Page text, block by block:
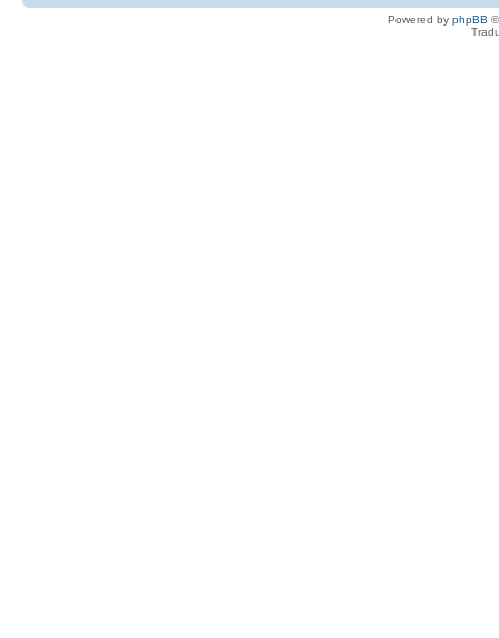
Powered by phpBB